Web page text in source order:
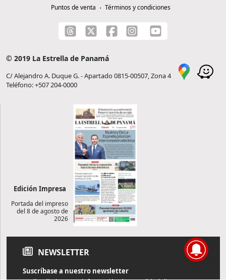
Puntos de venta
Términos y condiciones
© 2019 La Estrella de Panamá
C/ Alejandro A. Duque G. - Apartado 0815-00507, Zona 4
Teléfono: +507 204-0000
Edición Impresa
Portada del impreso
del 8 de agosto de
2026
NEWSLETTER
Suscríbase a nuestro newsletter